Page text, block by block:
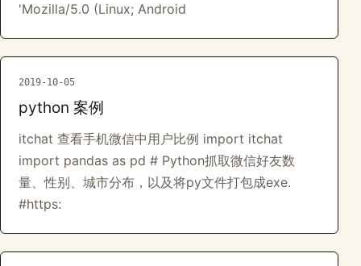
'Mozilla/5.0 (Linux; Android
2019-10-05
python 案例
itchat 查看手机微信中用户比例 import itchat
import pandas as pd # Python抓取微信好友数
量、性别、城市分布，以及将py文件打包成exe.
#https: